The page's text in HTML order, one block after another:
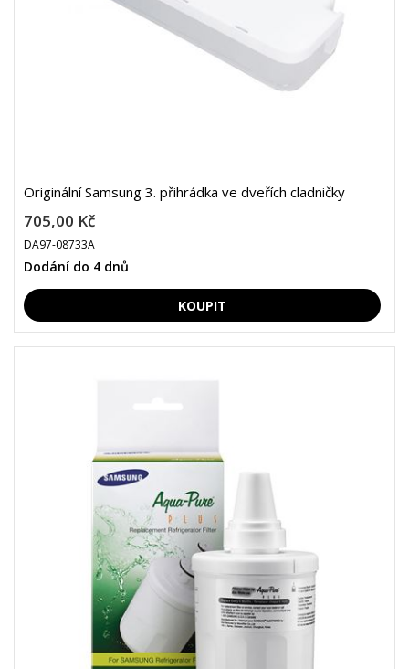
Originální Samsung 3. přihrádka ve dveřích cladničky
705,00 Kč
DA97-08733A
Dodání do 4 dnů